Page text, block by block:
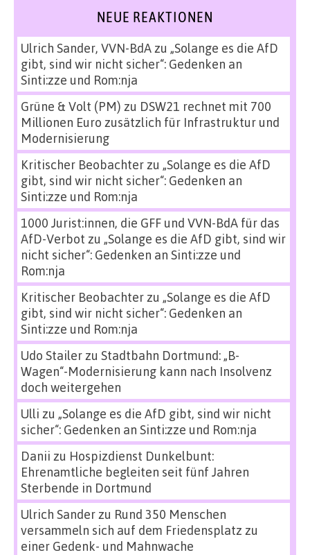
NEUE REAKTIONEN
Ulrich Sander, VVN-BdAzu „Solange es die AfD
gibt, sind wir nicht sicher“: Gedenken an
Sinti:zze und Rom:nja
Grüne & Volt (PM) zu DSW21 rechnet mit 700
Millionen Euro zusätzlich für Infrastruktur und
Modernisierung
Kritischer Beobachterzu „Solange es die AfD
gibt, sind wir nicht sicher“: Gedenken an
Sinti:zze und Rom:nja
1000 Jurist:innen, die GFF und VVN-BdA für das
AfD-Verbot zu „Solange es die AfD gibt, sind wir
nicht sicher“: Gedenken an Sinti:zze und
Rom:nja
Kritischer Beobachterzu „Solange es die AfD
gibt, sind wir nicht sicher“: Gedenken an
Sinti:zze und Rom:nja
Udo Stailerzu Stadtbahn Dortmund: „B-
Wagen“-Modernisierung kann nach Insolvenz
doch weitergehen
Ulli zu „Solange es die AfD gibt, sind wir nicht
sicher“: Gedenken an Sinti:zze und Rom:nja
Danii zu Hospizdienst Dunkelbunt:
Ehrenamtliche begleiten seit fünf Jahren
Sterbende in Dortmund
Ulrich Sanderzu Rund 350 Menschen
versammeln sich auf dem Friedensplatz zu
einer Gedenk- und Mahnwache